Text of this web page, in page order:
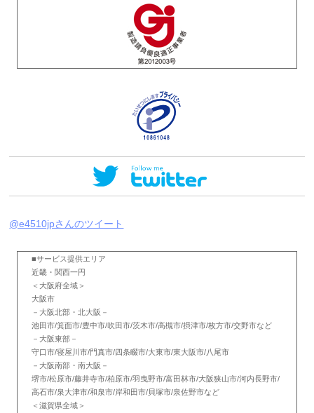
@e4510jpさんのツイート
■サービス提供エリア
近畿・関西一円
＜大阪府全域＞
大阪市
－大阪北部・北大阪－
池田市/箕面市/豊中市/吹田市/茨木市/高槻市/摂津市/枚方市/交野市など
－大阪東部－
守口市/寝屋川市/門真市/四条畷市/大東市/東大阪市/八尾市
－大阪南部・南大阪－
堺市/松原市/藤井寺市/柏原市/羽曳野市/富田林市/大阪狭山市/河内長野市/
高石市/泉大津市/和泉市/岸和田市/貝塚市/泉佐野市など
＜滋賀県全域＞